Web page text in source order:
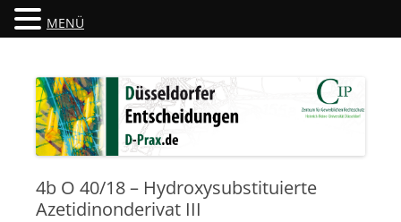
Düsseldorfer Entscheidungen
4b O 40/18 – Hydroxysubstituierte
Azetidinonderivat III
MENÜ